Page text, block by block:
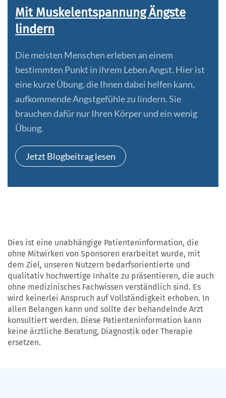
Mit Muskelentspannung Ängste
lindern
Die meisten Menschen erleben an einem
bestimmten Punkt in ihrem Leben Angst. Hier ist
eine kurze Übung, die Ihnen dabei helfen kann,
aufkommende Angstgefühle zu lindern. Sie
brauchen dafür nur Ihren Körper und ein wenig
Übung.
Jetzt Blogbeitrag lesen
Dies ist eine unabhängige Patienteninformation, die
ohne Mitwirken von Sponsoren erarbeitet wurde, mit
dem Ziel, unseren Nutzern bedarfsorientierte und
qualitativ hochwertige Inhalte zu präsentieren, die auch
ohne medizinisches Fachwissen verständlich sind. Es
wird keinerlei Anspruch auf Vollständigkeit erhoben. In
allen Belangen kann und sollte der behandelnde Arzt
konsultiert werden. Diese Patienteninformation kann
keine ärztliche Beratung, Diagnostik oder Therapie
ersetzen.